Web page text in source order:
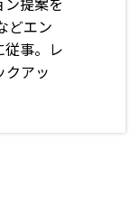
どエン
従事。レ
クアッ